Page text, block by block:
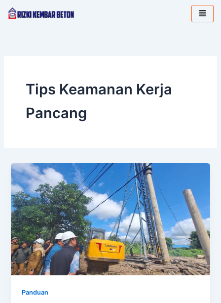
Lewati
Tips Keamanan Kerja
Pancang
Panduan